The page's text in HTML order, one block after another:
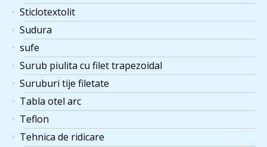
Sticlotextolit
Sudura
sufe
Surub piulita cu filet trapezoidal
Suruburi tije filetate
Tabla otel arc
Teflon
Tehnica de ridicare